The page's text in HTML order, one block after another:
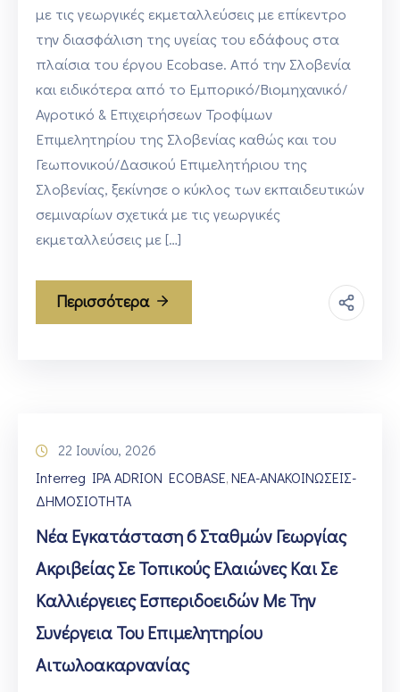
με τις γεωργικές εκμεταλλεύσεις με επίκεντρο
την διασφάλιση της υγείας του εδάφους στα
πλαίσια του έργου Ecobase. Από την Σλοβενία
και ειδικότερα από το Εμπορικό/Βιομηχανικό/
Αγροτικό & Επιχειρήσεων Τροφίμων
Επιμελητηρίου της Σλοβενίας καθώς και του
Γεωπονικού/Δασικού Επιμελητήριου της
Σλοβενίας, ξεκίνησε ο κύκλος των εκπαιδευτικών
σεμιναρίων σχετικά με τις γεωργικές
εκμεταλλεύσεις με […]
Περισσότερα
22 Ιουνίου, 2026
Interreg IPA ADRION ECOBASE‚ ΝΕΑ-ΑΝΑΚΟΙΝΩΣΕΙΣ-
ΔΗΜΟΣΙΟΤΗΤΑ
Νέα Εγκατάσταση 6 Σταθμών Γεωργίας
Ακριβείας Σε Τοπικούς Ελαιώνες Και Σε
Καλλιέργειες Εσπεριδοειδών Με Την
Συνέργεια Του Επιμελητηρίου
Αιτωλοακαρνανίας